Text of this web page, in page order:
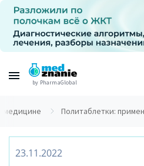
by PharmaGlobal
медицине Политаблетки:
23.11.2022